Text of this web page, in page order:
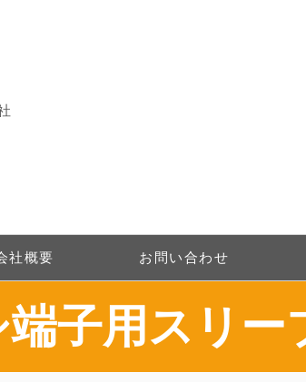
社概要 お問い合わせ
端子用スリー